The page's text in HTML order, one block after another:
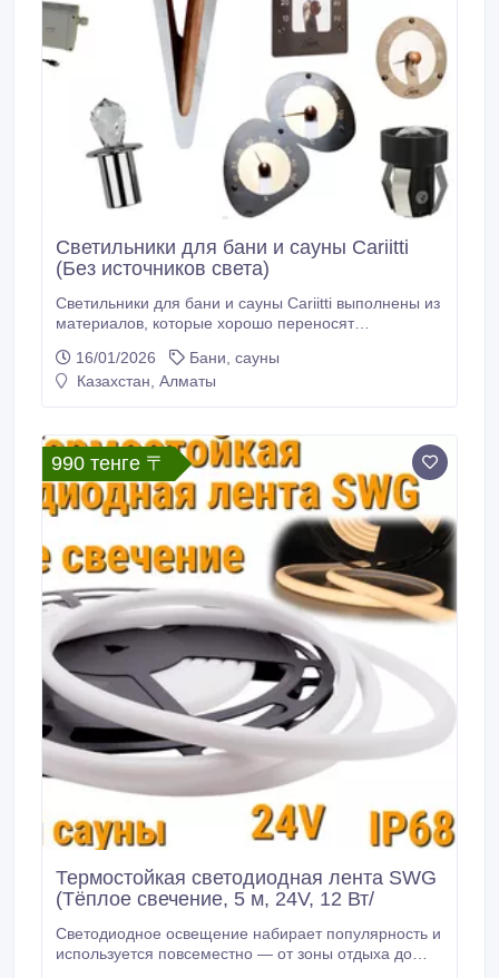
Светильники для бани и сауны Cariitti
(Без источников света)
Светильники для бани и сауны Cariitti выполнены из
материалов, которые хорошо переносят
парильного помещения. Светильники выполнены из
стали, которая не подвергается коррозии под
оборудования и оперативное обслуживание.
16/01/2026
Бани, сауны
Казахстан, Алматы
990 тенге 〒
Термостойкая светодиодная лента SWG
(Тёплое свечение, 5 м, 24V, 12 Вт/
Светодиодное освещение набирает популярность и
используется повсеместно — от зоны отдыха до